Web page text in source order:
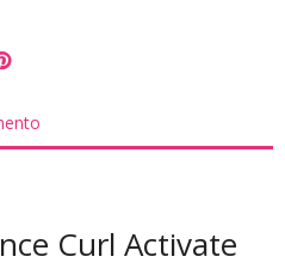
Curl Activate